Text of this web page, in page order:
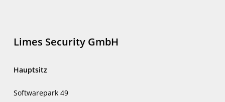
Limes Security GmbH
Hauptsitz
Softwarepark 49